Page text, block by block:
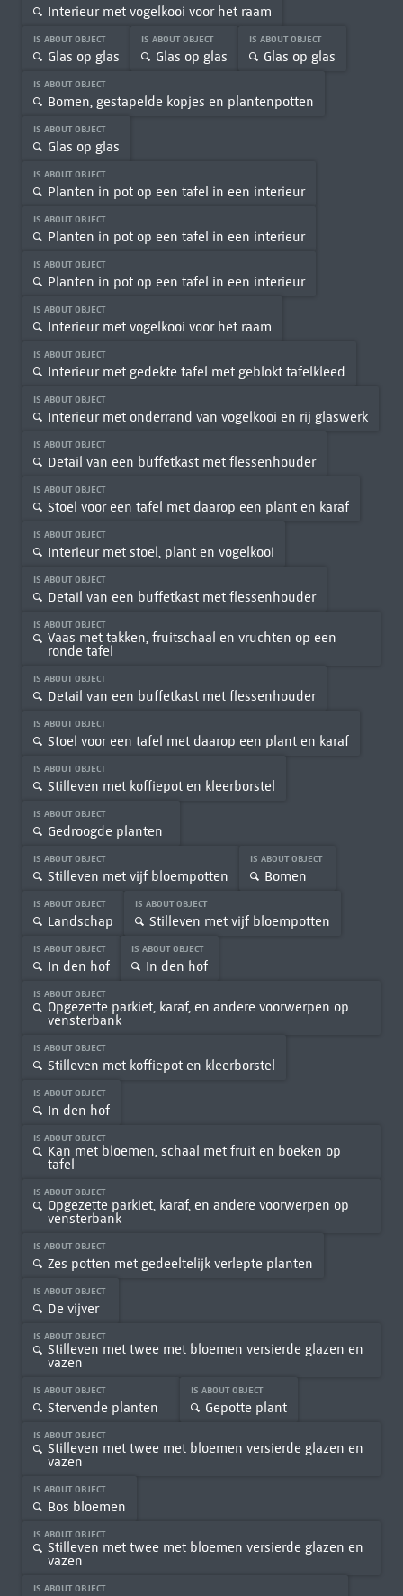
Interieur met vogelkooi voor het raam
IS ABOUT OBJECT
Glas op glas
IS ABOUT OBJECT
Glas op glas
IS ABOUT OBJECT
Glas op glas
IS ABOUT OBJECT
Bomen, gestapelde kopjes en plantenpotten
IS ABOUT OBJECT
Glas op glas
IS ABOUT OBJECT
Planten in pot op een tafel in een interieur
IS ABOUT OBJECT
Planten in pot op een tafel in een interieur
IS ABOUT OBJECT
Planten in pot op een tafel in een interieur
IS ABOUT OBJECT
Interieur met vogelkooi voor het raam
IS ABOUT OBJECT
Interieur met gedekte tafel met geblokt tafelkleed
IS ABOUT OBJECT
Interieur met onderrand van vogelkooi en rij glaswerk
IS ABOUT OBJECT
Detail van een buffetkast met flessenhouder
IS ABOUT OBJECT
Stoel voor een tafel met daarop een plant en karaf
IS ABOUT OBJECT
Interieur met stoel, plant en vogelkooi
IS ABOUT OBJECT
Detail van een buffetkast met flessenhouder
IS ABOUT OBJECT
Vaas met takken, fruitschaal en vruchten op een
ronde tafel
IS ABOUT OBJECT
Detail van een buffetkast met flessenhouder
IS ABOUT OBJECT
Stoel voor een tafel met daarop een plant en karaf
IS ABOUT OBJECT
Stilleven met koffiepot en kleerborstel
IS ABOUT OBJECT
Gedroogde planten
IS ABOUT OBJECT
Stilleven met vijf bloempotten
IS ABOUT OBJECT
Bomen
IS ABOUT OBJECT
Landschap
IS ABOUT OBJECT
Stilleven met vijf bloempotten
IS ABOUT OBJECT
In den hof
IS ABOUT OBJECT
In den hof
IS ABOUT OBJECT
Opgezette parkiet, karaf, en andere voorwerpen op
vensterbank
IS ABOUT OBJECT
Stilleven met koffiepot en kleerborstel
IS ABOUT OBJECT
In den hof
IS ABOUT OBJECT
Kan met bloemen, schaal met fruit en boeken op
tafel
IS ABOUT OBJECT
Opgezette parkiet, karaf, en andere voorwerpen op
vensterbank
IS ABOUT OBJECT
Zes potten met gedeeltelijk verlepte planten
IS ABOUT OBJECT
De vijver
IS ABOUT OBJECT
Stilleven met twee met bloemen versierde glazen en
vazen
IS ABOUT OBJECT
Stervende planten
IS ABOUT OBJECT
Gepotte plant
IS ABOUT OBJECT
Stilleven met twee met bloemen versierde glazen en
vazen
IS ABOUT OBJECT
Bos bloemen
IS ABOUT OBJECT
Stilleven met twee met bloemen versierde glazen en
vazen
IS ABOUT OBJECT